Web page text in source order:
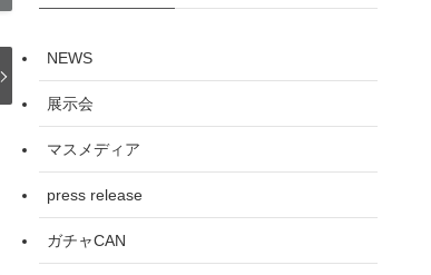
NEWS
展示会
マスメディア
press release
ガチャCAN